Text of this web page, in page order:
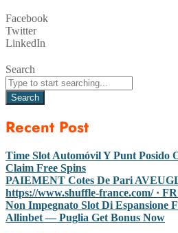
Facebook
Twitter
LinkedIn
Search
Search
Recent Post
Time Slot Automóvil Y Punt Posido
Claim Free Spins
PAIEMENT Cotes De Pari
https://www.shuffle-france.com/ ·
Non Impegnato Slot Di Espansione
Allinbet — Puglia Get Bonus Now